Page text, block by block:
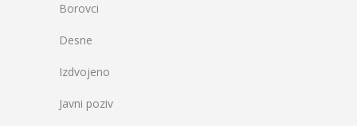
Borovci
Desne
Izdvojeno
Javni poziv